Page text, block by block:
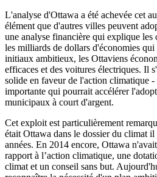
L'analyse d'Ottawa a été achevée cet
élément que d'autres villes peuvent
une analyse financière qui explique
les milliards de dollars d'économies
initiaux ambitieux, les Ottaviens
efficaces et des voitures électriques. Il
solide en faveur de l'action climatique -
importante qui pourrait accélérer
municipaux à court d'argent.
Cet exploit est particulièrement
était Ottawa dans le dossier du climat il
années. En 2014 encore, Ottawa
rapport à l’action climatique, une
climat et un conseil sans but.